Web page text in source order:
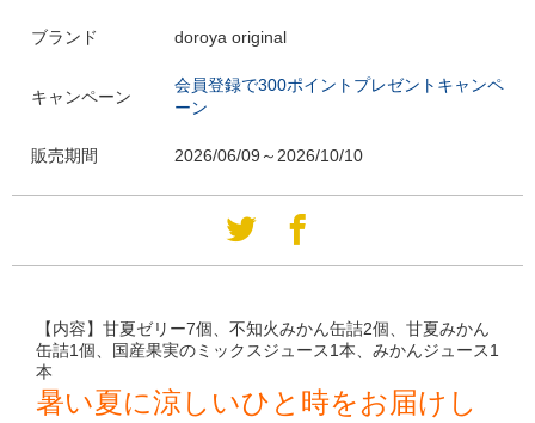
ブランド doroya original
キャンペーン
会員登録で300ポイントプレゼントキャンペ
ーン
販売期間 2026/06/09～2026/10/10
【内容】甘夏ゼリー7個、不知火みかん缶詰2個、甘夏みかん
缶詰1個、国産果実のミックスジュース1本、みかんジュース1
本
暑い夏に涼しいひと時をお届けし